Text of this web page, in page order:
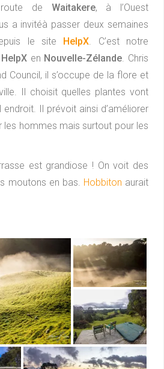
de Waitakere, à l’Ouest
a invitéà passer deux semaines
le site HelpX. C’est notre
HelpX en Nouvelle-Zélande. Chris
Council, il s’occupe de la flore et
Il choisit quelles plantes vont
Il prévoit ainsi d’améliorer
les hommes mais surtout pour les
est grandiose ! On voit des
moutons en bas. Hobbiton aurait